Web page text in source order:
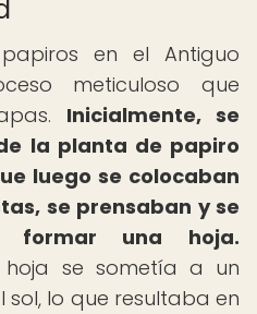
en el Antiguo
meticuloso que
Inicialmente, se
la planta de papiro
luego se colocaban
se prensaban y se
formar una hoja.
hoja se sometía a un
lo que resultaba en